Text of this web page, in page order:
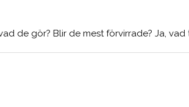
de gör? Blir de mest förvirrade? Ja, vad